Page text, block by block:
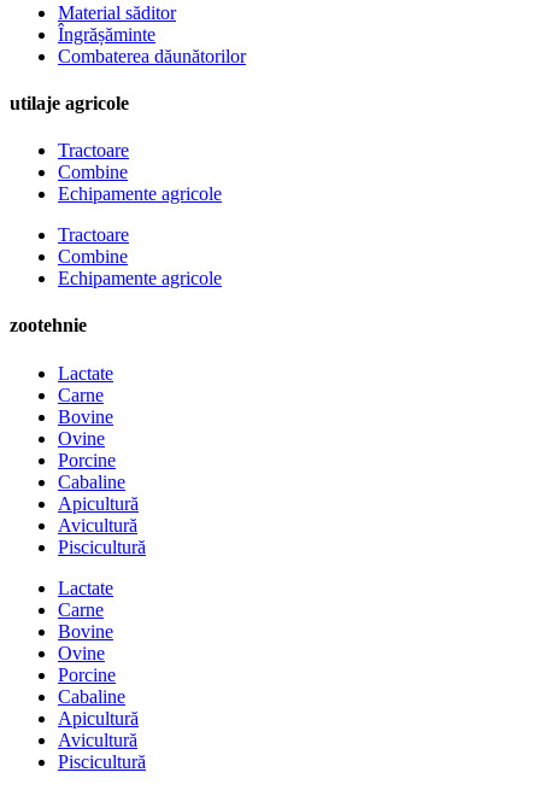
Material săditor
Îngrășăminte
Combaterea dăunătorilor
utilaje agricole
Tractoare
Combine
Echipamente agricole
Tractoare
Combine
Echipamente agricole
zootehnie
Lactate
Carne
Bovine
Ovine
Porcine
Cabaline
Apicultură
Avicultură
Piscicultură
Lactate
Carne
Bovine
Ovine
Porcine
Cabaline
Apicultură
Avicultură
Piscicultură